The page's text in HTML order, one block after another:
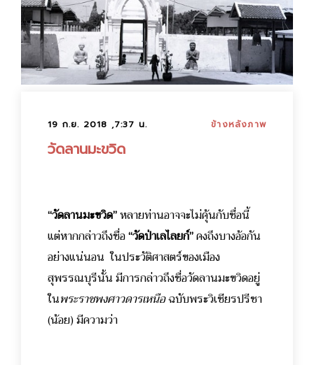
19 ก.ย. 2018 ,7:37 น. ข้างหลังภาพ
วัดลานมะขวิด
“วัดลานมะขวิด”หลายท่านอาจจะไม่คุ้นกับชื่อนี้
แต่หากกล่าวถึงชื่อ“วัดป่าเลไลยก์”คงถึงบางอ้อกัน
อย่างแน่นอน ในประวัติศาสตร์ของเมือง
สุพรรณบุรีนั้น มีการกล่าวถึงชื่อวัดลานมะขวิดอยู่
ในพระราชพงศาวดารเหนือฉบับพระวิเชียรปรีชา
(น้อย) มีความว่า